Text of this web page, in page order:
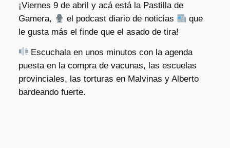
¡Viernes 9 de abril y acá está la Pastilla de
Gamera,
el podcast diario de noticias
que
le gusta más el finde que el asado de tira!
Escuchala en unos minutos con la agenda
puesta en la compra de vacunas, las escuelas
provinciales, las torturas en Malvinas y Alberto
bardeando fuerte.